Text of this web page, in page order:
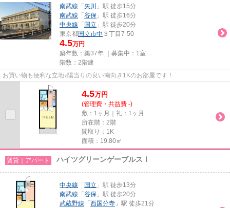
南武線 「 矢川
」駅 徒歩15分
南武線 「 谷保 」駅 徒歩16分
中央線 「 国立 」駅 徒歩20分
東京都国立市中 ３丁目7-50
4.5万円
築年数：築37年 ｜募集中： 1室
階数：2階建
お買い物も便利な立地♪陽当りの良い南向き1Kのお部屋です！
4.5万円
(管理費・共益費 -)
敷：1ヶ月｜礼：1ヶ月
所在階：2階
間取り：1K
面積：19.80㎡
賃貸｜アパート ハイツグリーンゲーブルスⅠ
中央線 「 国立 」駅 徒歩13分
南武線 「 谷保 」駅 徒歩20分
武蔵野線 「 西国分寺 」駅 徒歩21分